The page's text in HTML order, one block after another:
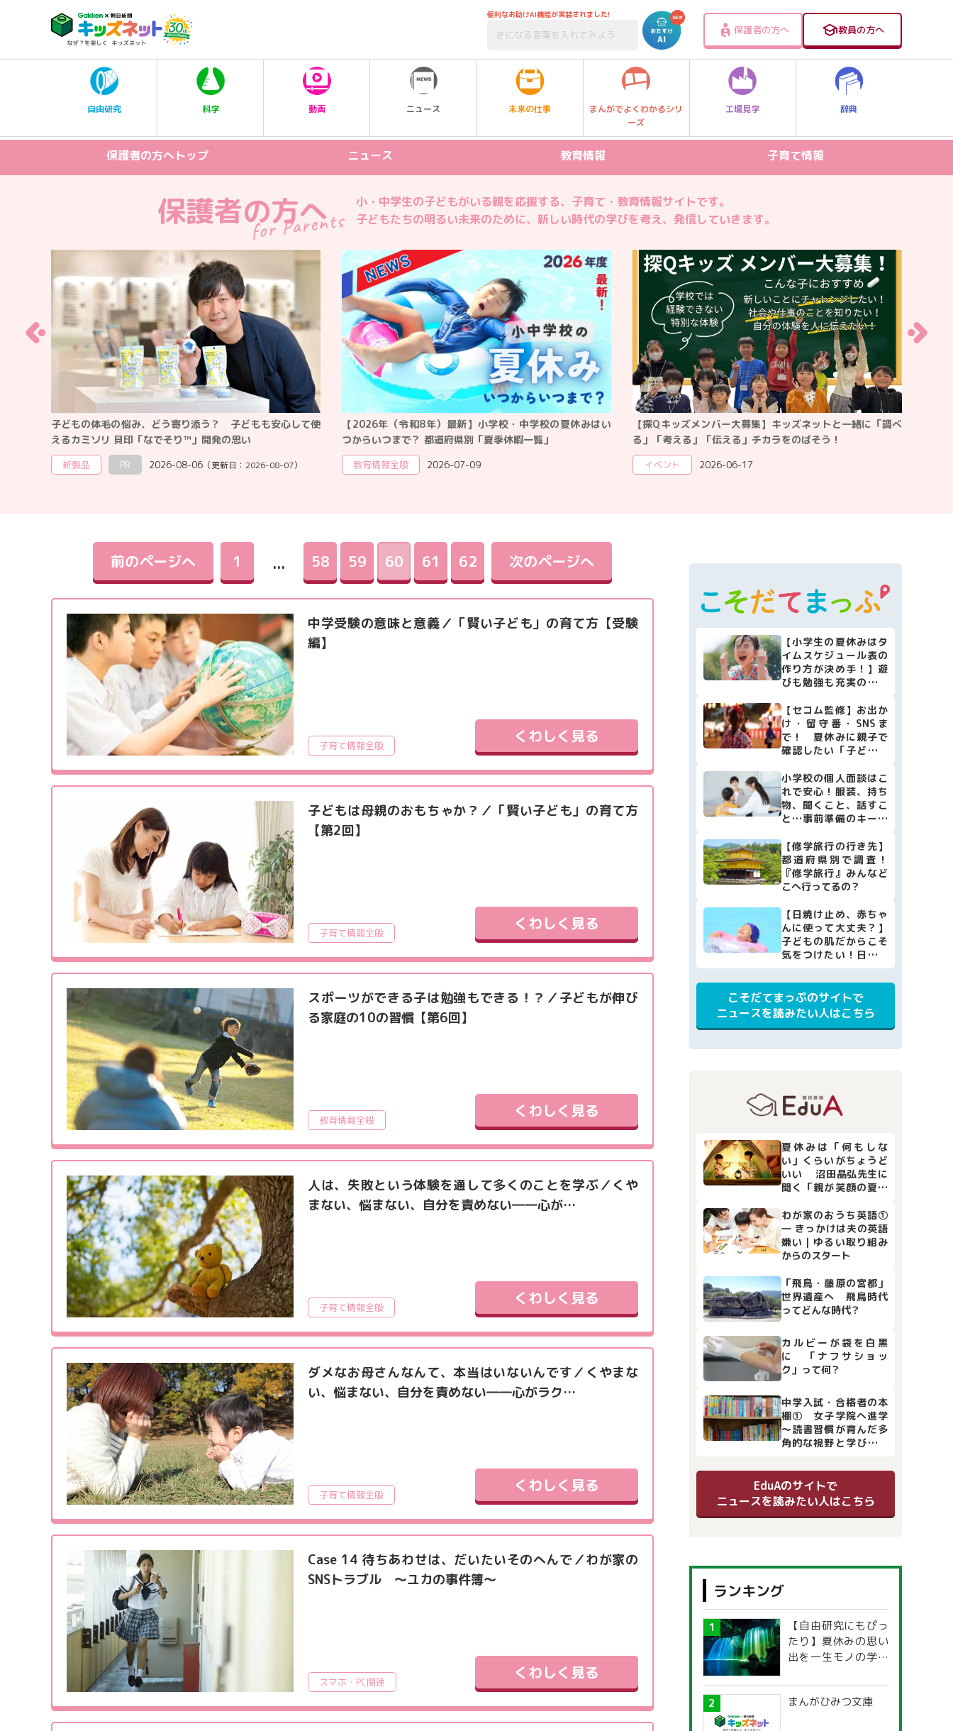
便利なお助けAI機能が実装されました!
保護者の方へ 教員の方へ
自由研究 科学 動画 ニュース 未来の仕事
まんがでよくわかるシリ
ーズ
工場見学 辞典
保護者の方へトップ ニュース
新製品
教育情報
プログラミング
習い事
SDGs
教育情報全般
子育て情報
お出かけスポット
家庭学習
食事・食育
マネー
本・映画
子育て情報全般
保護者の方へ
小・中学生の子どもがいる親を応援する、子育て・教育情報サイトです。
子どもたちの明るい未来のために、新しい時代の学びを考え、発信していきます。
、どう寄り添う？ 子どもも安心して使
「なでそり™」開発の思い
2026-08-06（更新日： 2026-08-07）
【2026年（令和8年）最新】小学校・中学校の夏休みはい
つからいつまで？ 都道府県別「夏季休暇一覧」
教育情報全般
【探Qキッズメンバー大募集】キッズネットと一緒に「調べ
る」「考える」「伝える」チカラをのばそう！
”親子で一緒に”作って考える自
び かがくラボ2026」イベントレ
前のページへ 1 ... 58 59 60 61 62 次のページへ
中学受験の意味と意義／「賢い子ども」の育て方【受験
編】
子育て情報全般 くわしく見る
子どもは母親のおもちゃか？／「賢い子ども」の育て方
【第2回】
子育て情報全般 くわしく見る
スポーツができる子は勉強もできる！？／子どもが伸び
る家庭の10の習慣【第6回】
教育情報全般 くわしく見る
人は、失敗という体験を通して多くのことを学ぶ／くや
まない、悩まない、自分を責めない――心が…
子育て情報全般 くわしく見る
ダメなお母さんなんて、本当はいないんです／くやまな
い、悩まない、自分を責めない――心がラク…
子育て情報全般 くわしく見る
Case 14 待ちあわせは、だいたいそのへんで／わが家の
SNSトラブル ～ユカの事件簿～
スマホ・PC関連 くわしく見る
【小学生の夏休みはタ
イムスケジュール表の
作り方が決め手！】遊
びも勉強も充実の計画
【セコム監修】お出か
け・留守番・SNSま
で！ 夏休みに親子で
確認したい「子どもの
小学校の個人面談はこ
れで安心！服装、持ち
物、聞くこと、話すこ
と…事前準備のキーポ
【修学旅行の行き先】
都道府県別で調査！
『修学旅行』みんなど
こへ行ってるの？
【日焼け止め、赤ちゃ
んに使って大丈夫？】
子どもの肌だからこそ
気をつけたい！日焼け
止めの選び方・使い方
[小児科医監修]
こそだてまっぷのサイトで
ニュースを読みたい人はこちら
夏休みは「何もしな
い」くらいがちょうど
いい 沼田晶弘先生に
聞く「親が笑顔の夏休
わが家のおうち英語①
― きっかけは夫の英語
嫌い｜ゆるい取り組み
からのスタート
「飛鳥・藤原の宮都」
世界遺産へ 飛鳥時代
ってどんな時代？
カルビーが袋を白黒
に 「ナフサショッ
ク」って何？
中学入試・合格者の本
棚① 女子学院へ進学
～読書習慣が育んだ多
角的な視野と学びの土
EduAのサイトで
ニュースを読みたい人はこちら
ランキング
【自由研究にもぴっ
たり】夏休みの思い
出を一生モノの学び
探究ガイド
まんがひみつ文庫